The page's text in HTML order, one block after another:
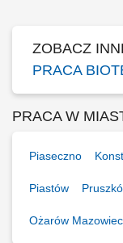
ZOBACZ
PRACA
PRACA W
Piaseczno
Piastów
Ożarów